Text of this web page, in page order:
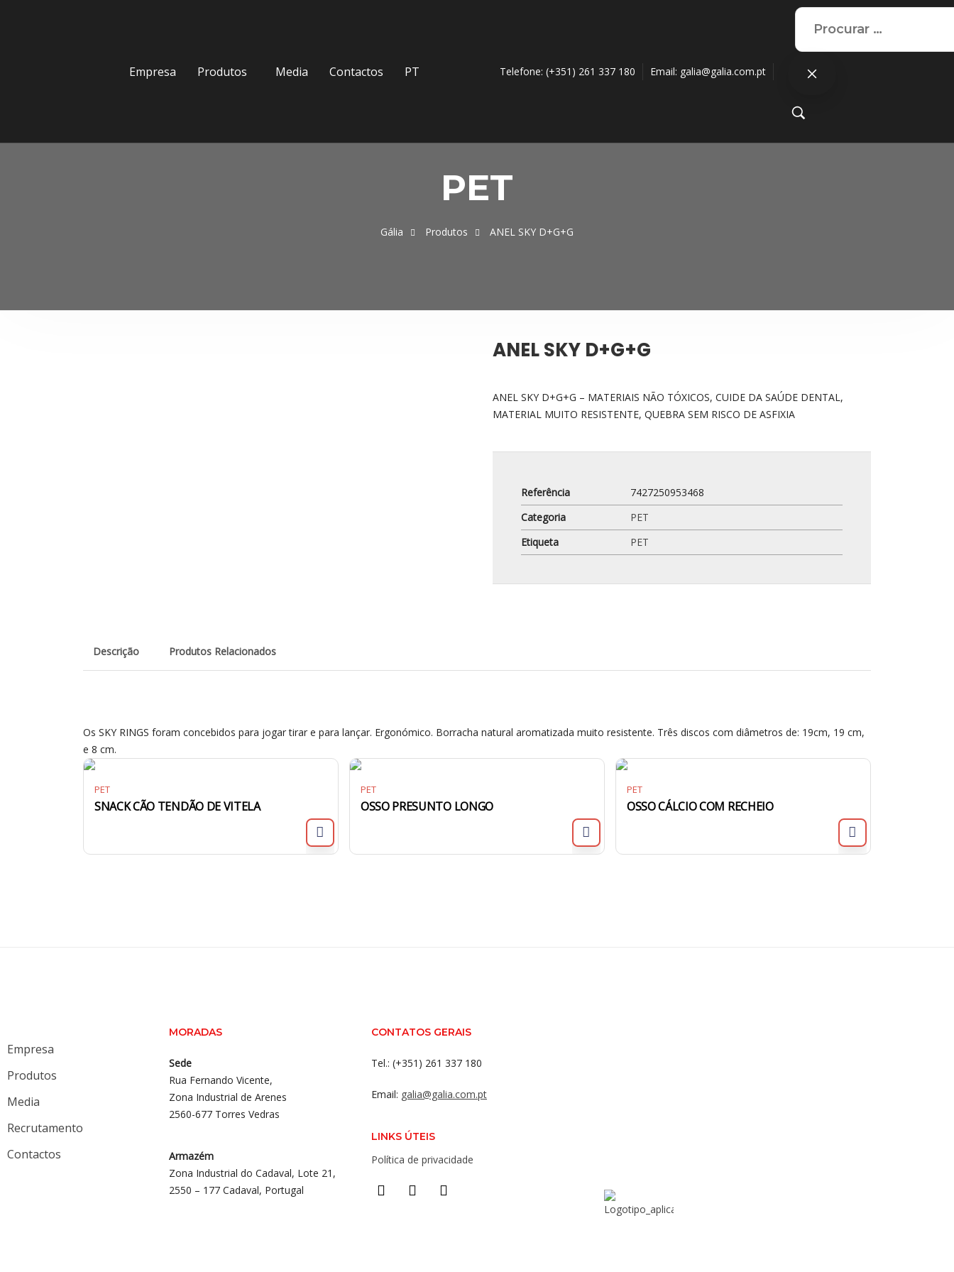
Empresa Produtos Media Contactos PT Telefone: (+351) 261 337 180 Email: galia@galia.com.pt
PET
Gália Produtos ANEL SKY D+G+G
ANEL SKY D+G+G
ANEL SKY D+G+G – MATERIAIS NÃO TÓXICOS, CUIDE DA SAÚDE DENTAL,
MATERIAL MUITO RESISTENTE, QUEBRA SEM RISCO DE ASFIXIA
Referência
7427250953468
Categoria
PET
Etiqueta
PET
Descrição Produtos Relacionados
Os SKY RINGS foram concebidos para jogar tirar e para lançar. Ergonómico. Borracha natural aromatizada muito resistente. Três discos com diâmetros de: 19cm, 19 cm,
e 8 cm.
PET
SNACK CÃO TENDÃO DE VITELA
PET
OSSO PRESUNTO LONGO
PET
OSSO CÁLCIO COM RECHEIO
Empresa
Produtos
Media
Recrutamento
Contactos
MORADAS
Sede
Rua Fernando Vicente,
Zona Industrial de Arenes
2560-677 Torres Vedras
Armazém
Zona Industrial do Cadaval, Lote 21,
2550 – 177 Cadaval, Portugal
CONTATOS GERAIS
Tel.: (+351) 261 337 180
Email: galia@galia.com.pt
LINKS ÚTEIS
Política de privacidade